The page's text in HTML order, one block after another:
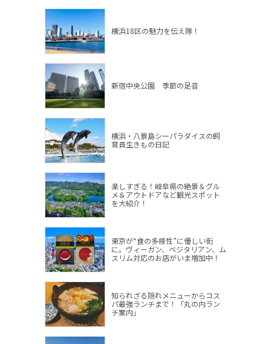
横浜18区の魅力を伝え隊！
新宿中央公園 季節の足音
横浜・八景島シーパラダイスの飼
育員生きもの日記
楽しすぎる！岐阜県の絶景＆グル
メ＆アウトドアなど観光スポット
を大紹介！
東京が“食の多様性”に優しい街
に。ヴィーガン、ベジタリアン、ム
スリム対応のお店がいま増加中！
知られざる隠れメニューからコス
パ最強ランチまで！「丸の内ラン
チ案内」